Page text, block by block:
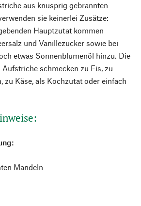
aus knusprig gebrannten
sie keinerlei Zusätze:
Hauptzutat kommen
und Vanillezucker sowie bei
etwas Sonnenblumenöl hinzu. Die
Aufstriche schmecken zu Eis, zu
zu Käse, als Kochzutat oder einfach
Mandeln